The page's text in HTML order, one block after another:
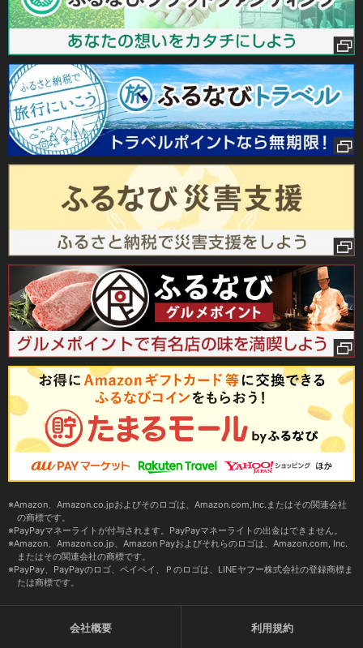
Amazon、Amazon.co.jpおよびそのロゴは、Amazon.com,Inc.またはその関連会社
の商標です。
PayPayマネーライトが付与されます。PayPayマネーライトの出金はできません。
Amazon、Amazon.co.jp、Amazon Payおよびそれらのロゴは、Amazon.com, Inc.
またはその関連会社の商標です。
PayPay、PayPayのロゴ、ペイペイ、Ｐのロゴは、LINEヤフー株式会社の登録商標ま
たは商標です。
会社概要 利用規約